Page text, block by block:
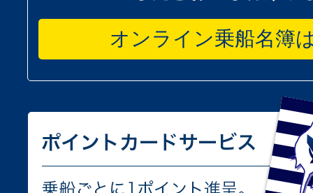
オンライン乗船名簿